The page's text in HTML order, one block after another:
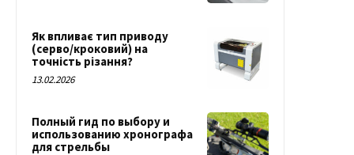
Як впливає тип приводу
(серво/кроковий) на
точність різання?
13.02.2026
Полный гид по выбору и
использованию хронографа
для стрельбы